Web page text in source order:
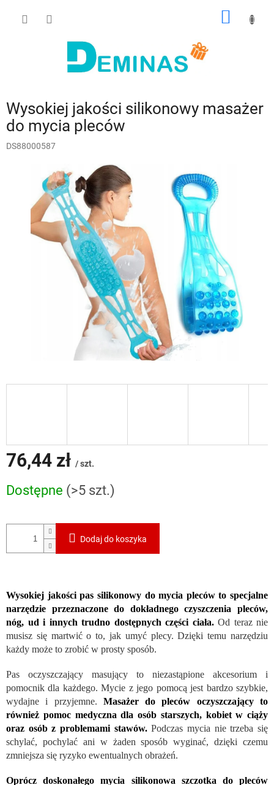
Wysokiej jakości silikonowy masażer
do mycia pleców
DS88000587
76,44 zł / szt.
jednostkowa:
Dostępne (>5 szt.)
Dodaj do koszyka
Wysokiej jakości pas silikonowy do mycia pleców to specjalne
narzędzie przeznaczone do dokładnego czyszczenia pleców,
nóg, ud i innych trudno dostępnych części ciała.Od teraz nie
musisz się martwić o to, jak umyć plecy. Dzięki temu narzędziu
każdy może to zrobić w prosty sposób.
Pas oczyszczający masujący to niezastąpione akcesorium i
pomocnik dla każdego. Mycie z jego pomocą jest bardzo szybkie,
wydajne i przyjemne. Masażer do pleców oczyszczający to
również pomoc medyczna dla osób starszych, kobiet w ciąży
oraz osób z problemami stawów.Podczas mycia nie trzeba się
schylać, pochylać ani w żaden sposób wyginać, dzięki czemu
zmniejsza się ryzyko ewentualnych obrażeń.
Oprócz doskonałego mycia silikonowa szczotka do pleców